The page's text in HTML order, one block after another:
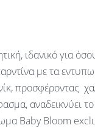
ιδανικό για
με τα
προσφέροντας
αναδεικνύει το
Baby Bloom